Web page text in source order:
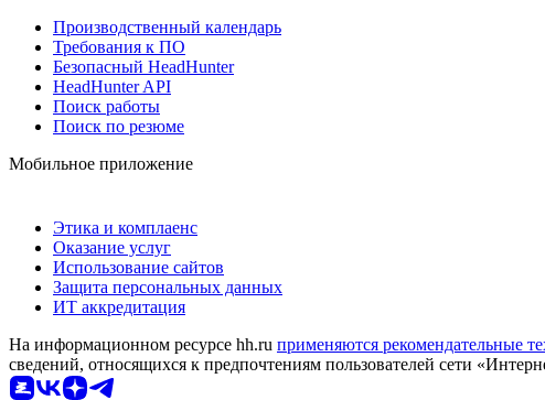
Производственный календарь
Требования к ПО
Безопасный HeadHunter
HeadHunter API
Поиск работы
Поиск по резюме
Мобильное приложение
Этика и комплаенс
Оказание услуг
Использование сайтов
Защита персональных данных
ИТ аккредитация
На информационном ресурсе hh.ru применяются рекомендательные
сведений, относящихся к предпочтениям пользователей сети